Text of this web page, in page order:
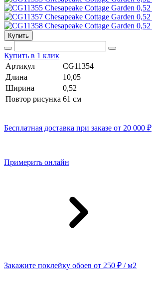
Купить
Купить в 1 клик
Артикул
CG11354
Длина
10,05
Ширина
0,52
Повтор рисунка 61 cм
Бесплатная доставка при заказе от 20 000 ₽
Примерить онлайн
Закажите поклейку обоев от 250 ₽ / м2